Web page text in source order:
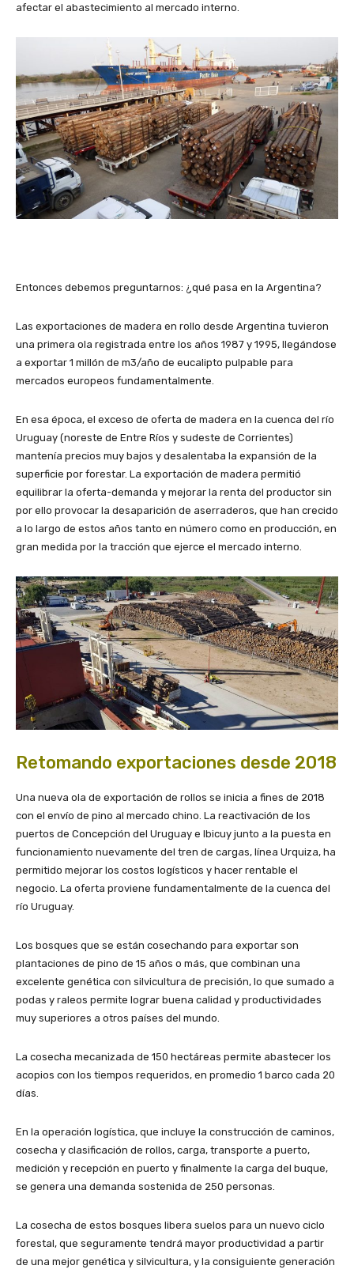
afectar el abastecimiento al mercado interno.
Entonces debemos preguntarnos: ¿qué pasa en la Argentina?
Las exportaciones de madera en rollo desde Argentina tuvieron
una primera ola registrada entre los años 1987 y 1995, llegándose
a exportar 1 millón de m3/año de eucalipto pulpable para
mercados europeos fundamentalmente.
En esa época, el exceso de oferta de madera en la cuenca del río
Uruguay (noreste de Entre Ríos y sudeste de Corrientes)
mantenía precios muy bajos y desalentaba la expansión de la
superficie por forestar. La exportación de madera permitió
equilibrar la oferta-demanda y mejorar la renta del productor sin
por ello provocar la desaparición de aserraderos, que han crecido
a lo largo de estos años tanto en número como en producción, en
gran medida por la tracción que ejerce el mercado interno.
Retomando exportaciones desde 2018
Una nueva ola de exportación de rollos se inicia a fines de 2018
con el envío de pino al mercado chino. La reactivación de los
puertos de Concepción del Uruguay e Ibicuy junto a la puesta en
funcionamiento nuevamente del tren de cargas, línea Urquiza, ha
permitido mejorar los costos logísticos y hacer rentable el
negocio. La oferta proviene fundamentalmente de la cuenca del
río Uruguay.
Los bosques que se están cosechando para exportar son
plantaciones de pino de 15 años o más, que combinan una
excelente genética con silvicultura de precisión, lo que sumado a
podas y raleos permite lograr buena calidad y productividades
muy superiores a otros países del mundo.
La cosecha mecanizada de 150 hectáreas permite abastecer los
acopios con los tiempos requeridos, en promedio 1 barco cada 20
días.
En la operación logística, que incluye la construcción de caminos,
cosecha y clasificación de rollos, carga, transporte a puerto,
medición y recepción en puerto y finalmente la carga del buque,
se genera una demanda sostenida de 250 personas.
La cosecha de estos bosques libera suelos para un nuevo ciclo
forestal, que seguramente tendrá mayor productividad a partir
de una mejor genética y silvicultura, y la consiguiente generación